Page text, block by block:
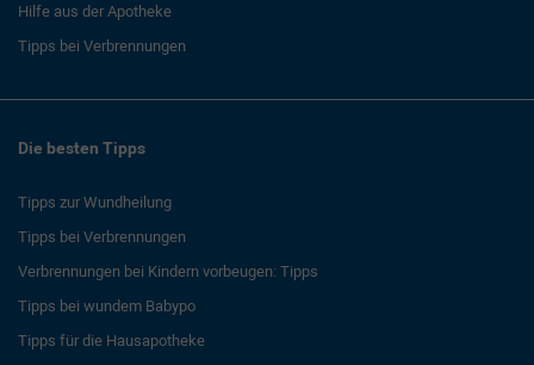
Hilfe aus der Apotheke
Tipps bei Verbrennungen
Die besten Tipps
Tipps zur Wundheilung
Tipps bei Verbrennungen
Verbrennungen bei Kindern vorbeugen: Tipps
Tipps bei wundem Babypo
Tipps für die Hausapotheke